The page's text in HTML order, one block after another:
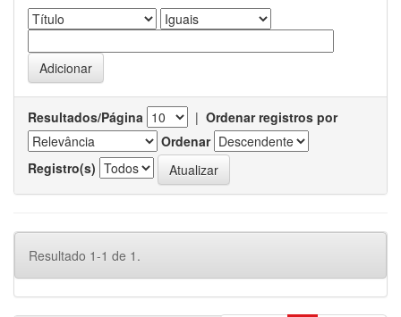
Resultados/Página | Ordenar registros por
Ordenar
Registro(s)
Resultado 1-1 de 1.